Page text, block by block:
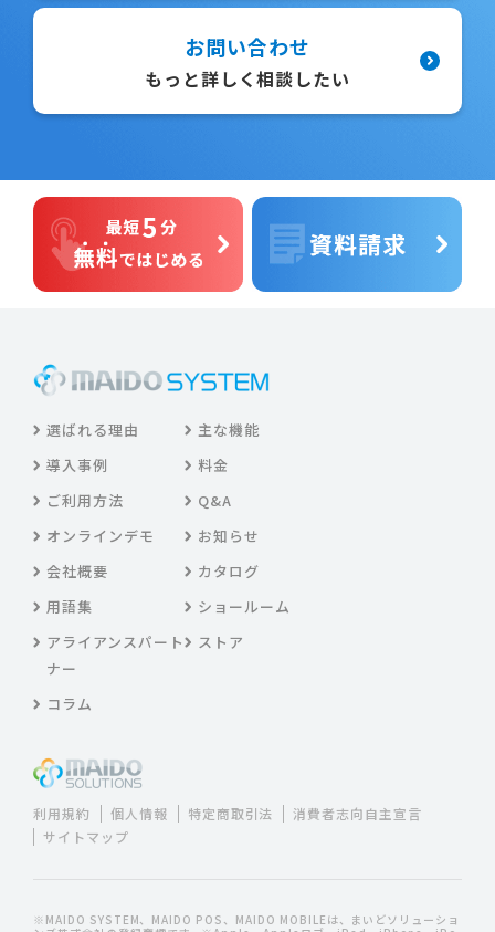
お問い合わせ
もっと詳しく相談したい
選ばれる理由
主な機能
導入事例
料金
ご利用方法
Q&A
オンラインデモ
お知らせ
会社概要
カタログ
用語集
ショールーム
アライアンスパート
ナー
ストア
コラム
利用規約 個人情報 特定商取引法
消費者志向自主宣言
サイトマップ
※MAIDO SYSTEM、MAIDO POS、MAIDO MOBILEは、まいどソリューショ